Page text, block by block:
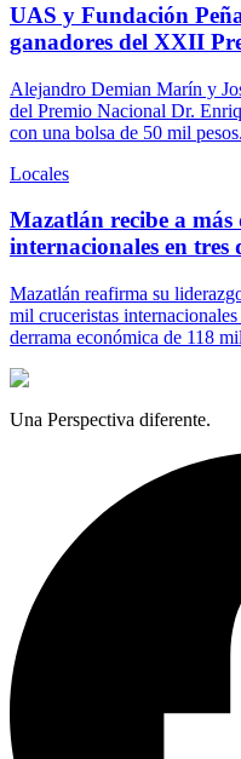
UAS y Fundación
ganadores del XXII
Alejandro Demian Marín y
del Premio Nacional Dr.
con una bolsa de 50 mil pesos.
Locales
Mazatlán recibe a
internacionales en tres
Mazatlán reafirma su
mil cruceristas
derrama económica de 118
Una Perspectiva diferente.